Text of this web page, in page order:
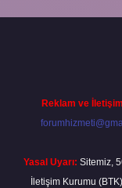
Reklam ve
Yasal Uyarı: Sitemiz,
İletişim Kurumu